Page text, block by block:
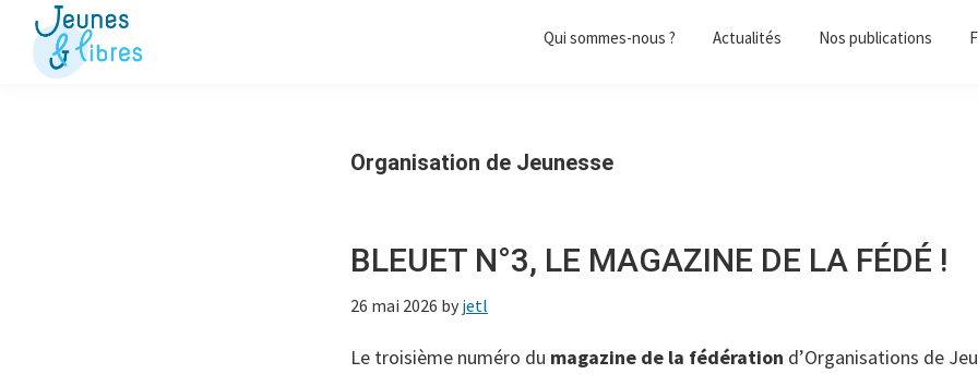
Passer
Passer
contenu
Qui sommes-nous ? Actualités Nos publications
Organisation de Jeunesse
BLEUET N°3, LE MAGAZINE DE LA FÉDÉ !
26 mai 2026 by jetl
Le troisième numéro du magazine de la fédération d’Organisations de